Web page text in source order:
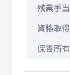
残業手当
資格取
保養所有